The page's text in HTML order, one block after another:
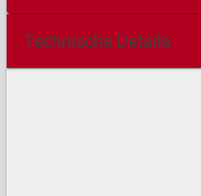
Technische Details